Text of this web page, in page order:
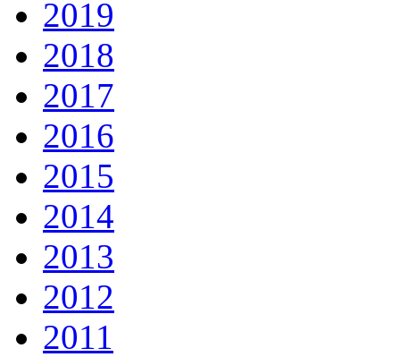
2019
2018
2017
2016
2015
2014
2013
2012
2011